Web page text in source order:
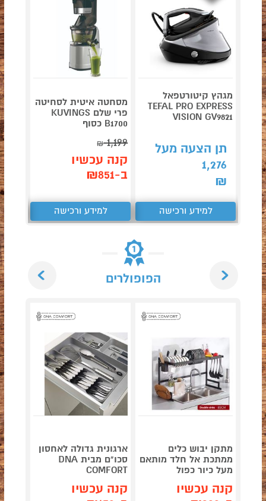
מגהץ קיטורטפאל
TEFAL PRO EXPRESS
VISION GV9821
תן הצעה מעל
1,276
₪
למידע ורכישה
מסחטה איטית לסחיטה
פרי שלם KUVINGS
B1700 כסוף
1,199
₪
קנה עכשיו
ב-₪851
למידע ורכישה
הפופולרים
מתקן יבוש כלים
ממתכת אל חלד מותאם
מעל כיור כפול
קנה עכשיו
ארגונית גדולה לאחסון
סכו"ם מבית DNA
COMFORT
קנה עכשיו